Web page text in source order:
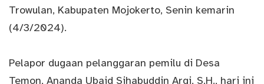
Trowulan, Kabupaten Mojokerto, Senin kemarin
(4/3/2024).
Pelapor dugaan pelanggaran pemilu di Desa
Temon, Ananda Ubaid Sihabuddin Argi, S.H., hari ini